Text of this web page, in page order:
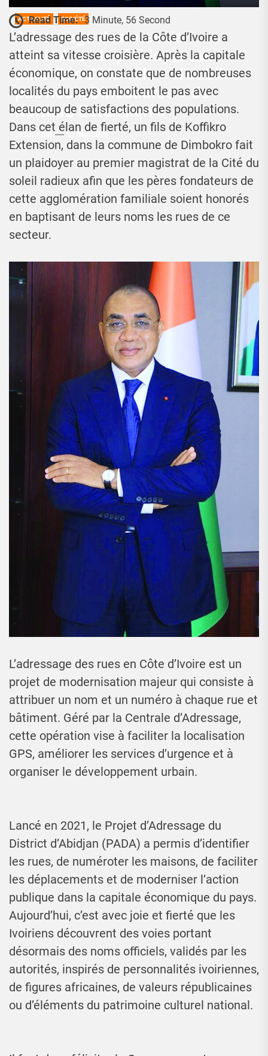
ACTUALITÉ SOCIÉTÉ
Adressage des rues de
Dimbokro : le plaidoyer aux
autorités de la ville « N’oubliez
pas nos « Dinosaures » de
Koffikro Extension »
Read Time: 3 Minute, 56 Second
L’adressage des rues de la Côte d’Ivoire a
atteint sa vitesse croisière. Après la capitale
économique, on constate que de nombreuses
localités du pays emboitent le pas avec
beaucoup de satisfactions des populations.
Dans cet élan de fierté, un fils de Koffikro
Extension, dans la commune de Dimbokro fait
un plaidoyer au premier magistrat de la Cité du
soleil radieux afin que les pères fondateurs de
cette agglomération familiale soient honorés
en baptisant de leurs noms les rues de ce
secteur.
L’adressage des rues en Côte d’Ivoire est un
projet de modernisation majeur qui consiste à
attribuer un nom et un numéro à chaque rue et
bâtiment. Géré par la Centrale d’Adressage,
cette opération vise à faciliter la localisation
GPS, améliorer les services d’urgence et à
organiser le développement urbain.
Lancé en 2021, le Projet d’Adressage du
District d’Abidjan (PADA) a permis d’identifier
les rues, de numéroter les maisons, de faciliter
les déplacements et de moderniser l’action
publique dans la capitale économique du pays.
Aujourd’hui, c’est avec joie et fierté que les
Ivoiriens découvrent des voies portant
désormais des noms officiels, validés par les
autorités, inspirés de personnalités ivoiriennes,
de figures africaines, de valeurs républicaines
ou d’éléments du patrimoine culturel national.